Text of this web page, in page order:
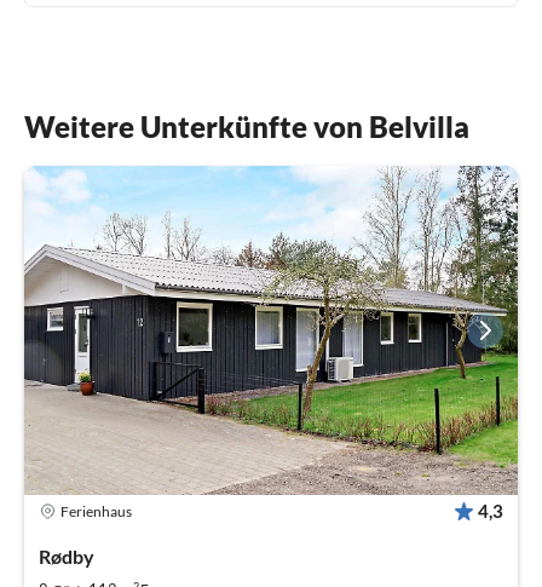
Weitere Unterkünfte von Belvilla
Ferienhaus 4,3
Rødby